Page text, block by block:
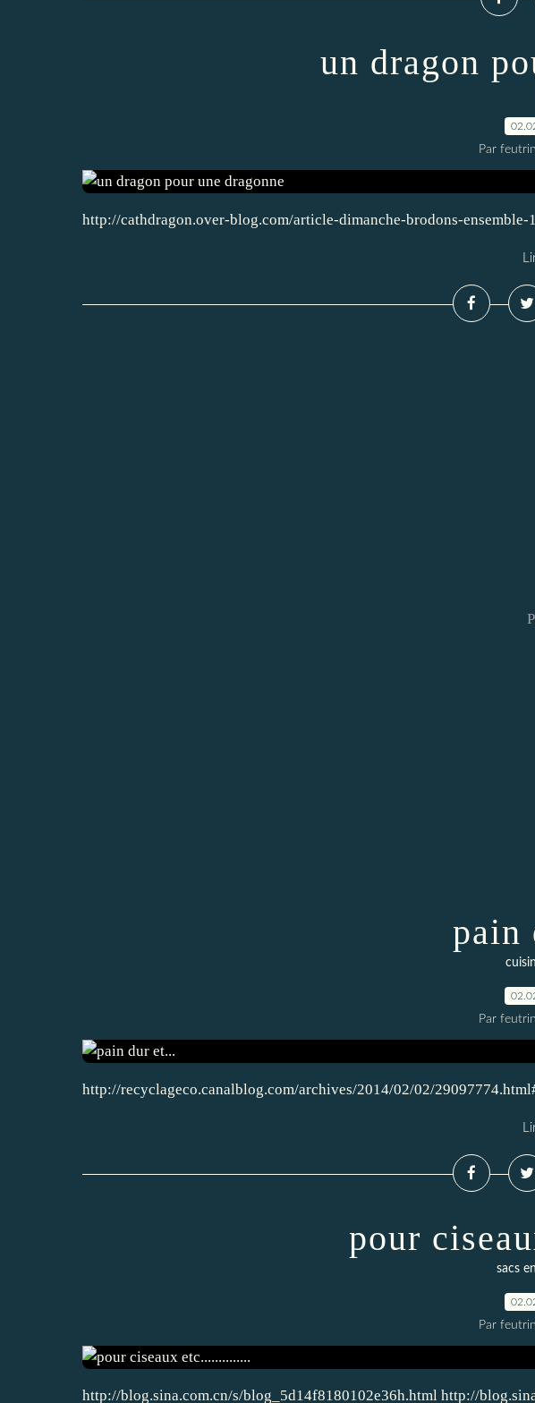
un dragon
Par
http://cathdragon.over-blog.com/article-dimanche-brodons-ensemble-
pain
Par
http://recyclageco.canalblog.com/archives/2014/02/02/
pour
sacs
Par
http://blog.sina.com.cn/s/blog_5d14f8180102e36h.html http://